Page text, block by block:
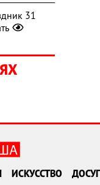
31
ИСКУССТВО ДОСУГ